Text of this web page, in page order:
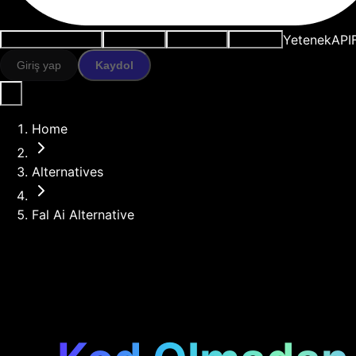
YetenekAPI
Giriş yap Kaydol
Home
Alternatives
Fal Ai Alternative